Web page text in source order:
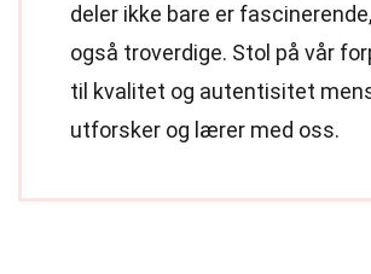
deler ikke bare er
også troverdige. Stol på vår
til kvalitet og autentisitet
utforsker og lærer med oss.